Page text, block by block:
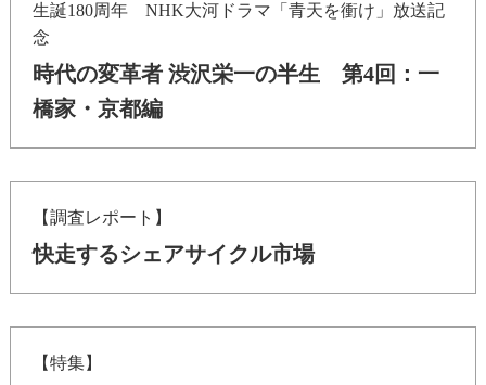
生誕180周年 NHK大河ドラマ「青天を衝け」放送記
念
時代の変革者 渋沢栄一の半生 第4回：一
橋家・京都編
【調査レポート】
快走するシェアサイクル市場
【特集】